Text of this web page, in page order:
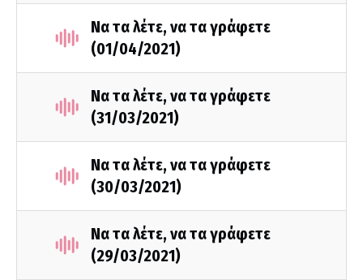
Να τα λέτε, να τα γράφετε
(01/04/2021)
Να τα λέτε, να τα γράφετε
(31/03/2021)
Να τα λέτε, να τα γράφετε
(30/03/2021)
Να τα λέτε, να τα γράφετε
(29/03/2021)